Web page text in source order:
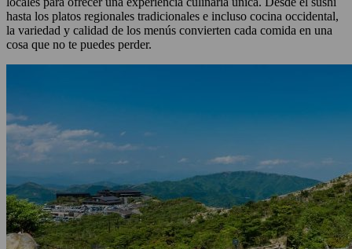
hasta los platos regionales tradicionales e incluso cocina occidental,
la variedad y calidad de los menús convierten cada comida en una
cosa que no te puedes perder.